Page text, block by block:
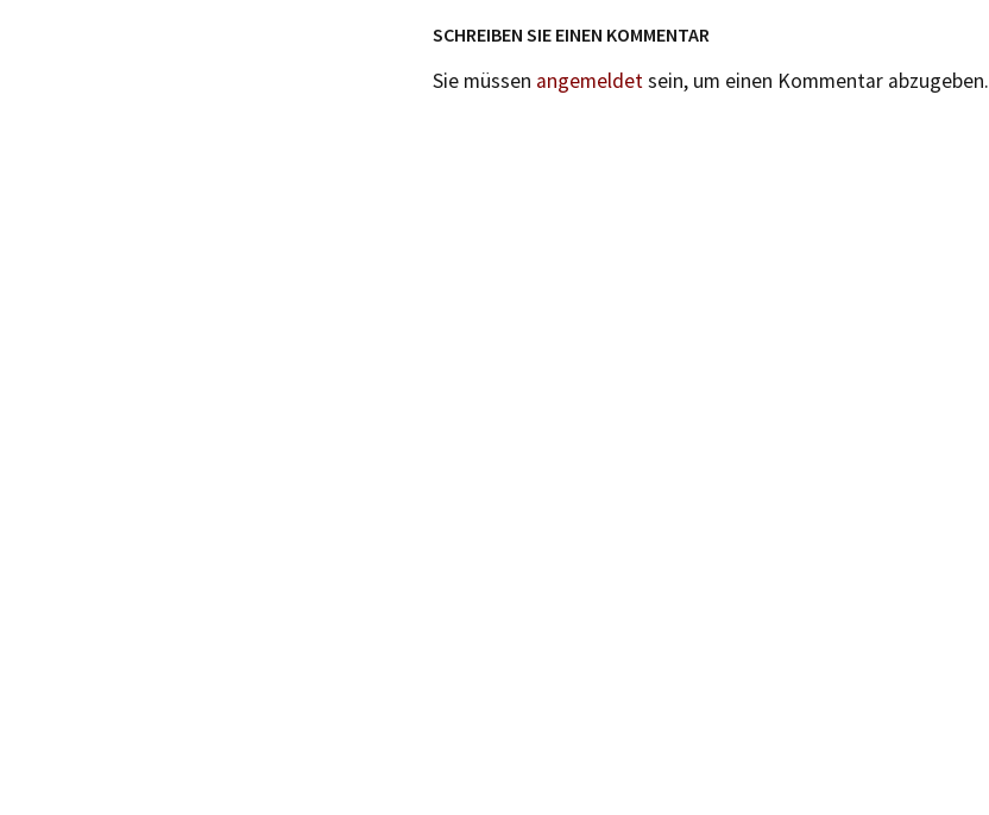
SCHREIBEN SIE EINEN KOMMENTAR
Sie müssen angemeldetsein, um einen Kommentar abzugeben.